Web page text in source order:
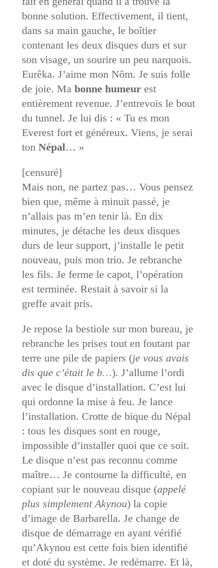
bonne solution. Effectivement, il tient,
dans sa main gauche, le boîtier
contenant les deux disques durs et sur
son visage, un sourire un peu narquois.
Eurêka. J’aime mon Nôm. Je suis folle
de joie. Ma bonne humeurest
entièrement revenue. J’entrevois le bout
du tunnel. Je lui dis : « Tu es mon
Everest fort et généreux. Viens, je serai
ton Népal… »
[censuré]
Mais non, ne partez pas… Vous pensez
bien que, même à minuit passé, je
n’allais pas m’en tenir là. En dix
minutes, je détache les deux disques
durs de leur support, j’installe le petit
nouveau, puis mon trio. Je rebranche
les fils. Je ferme le capot, l’opération
est terminée. Restait à savoir si la
greffe avait pris.
Je repose la bestiole sur mon bureau, je
rebranche les prises tout en foutant par
terre une pile de papiers (je vous avais
dis que c’était le b…). J’allume l’ordi
avec le disque d’installation. C’est lui
qui ordonne la mise à feu. Je lance
l’installation. Crotte de bique du Népal
: tous les disques sont en rouge,
impossible d’installer quoi que ce soit.
Le disque n’est pas reconnu comme
maître… Je contourne la difficulté, en
copiant sur le nouveau disque (appelé
plus simplement Akynou) la copie
d’image de Barbarella. Je change de
disque de démarrage en ayant vérifié
qu’Akynou est cette fois bien identifié
et doté du système. Je redémarre. Et là,